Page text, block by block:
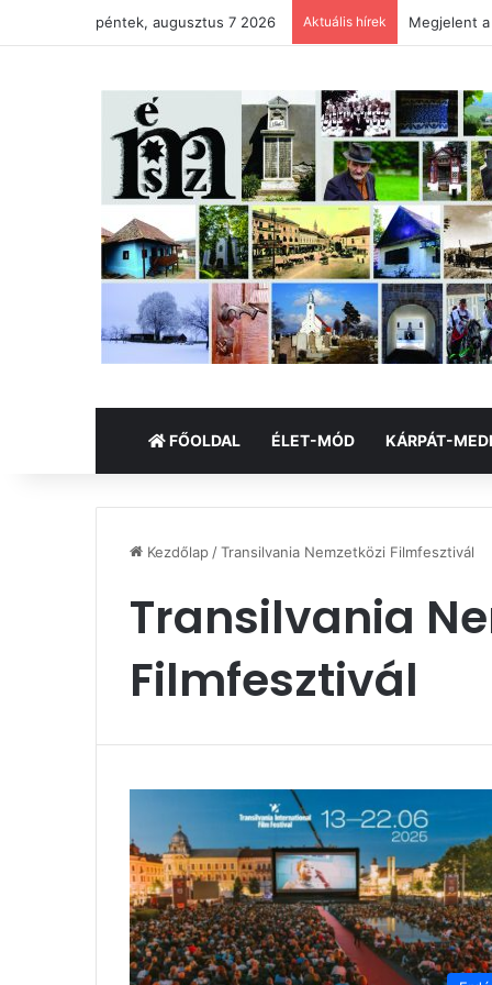
péntek, augusztus 7 2026 Aktuális hírek Megjelent a
FŐOLDAL ÉLET-MÓD KÁRPÁT-
Kezdőlap /Transilvania Nemzetközi Filmfesztivál
Transilvania
Filmfesztivál